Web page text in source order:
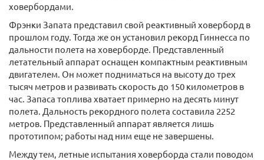
ховербордами.
Фрэнки Запата представил свой реактивный ховерборд в
прошлом году. Тогда же он установил рекорд Гиннесса по
дальности полета на ховерборде. Представленный
летательный аппарат оснащен компактным реактивным
двигателем. Он может подниматься на высоту до трех
тысяч метров и развивать скорость до 150 километров в
час. Запаса топлива хватает примерно на десять минут
полета. Дальность рекордного полета составила 2252
метров. Представленный аппарат является лишь
прототипом; работы над ним еще не завершены.
Между тем, летные испытания ховерборда стали поводом